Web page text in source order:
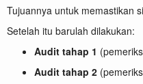
Tujuannya untuk memastikan
Setelah itu barulah dilakukan:
Audit tahap 1
Audit tahap 2